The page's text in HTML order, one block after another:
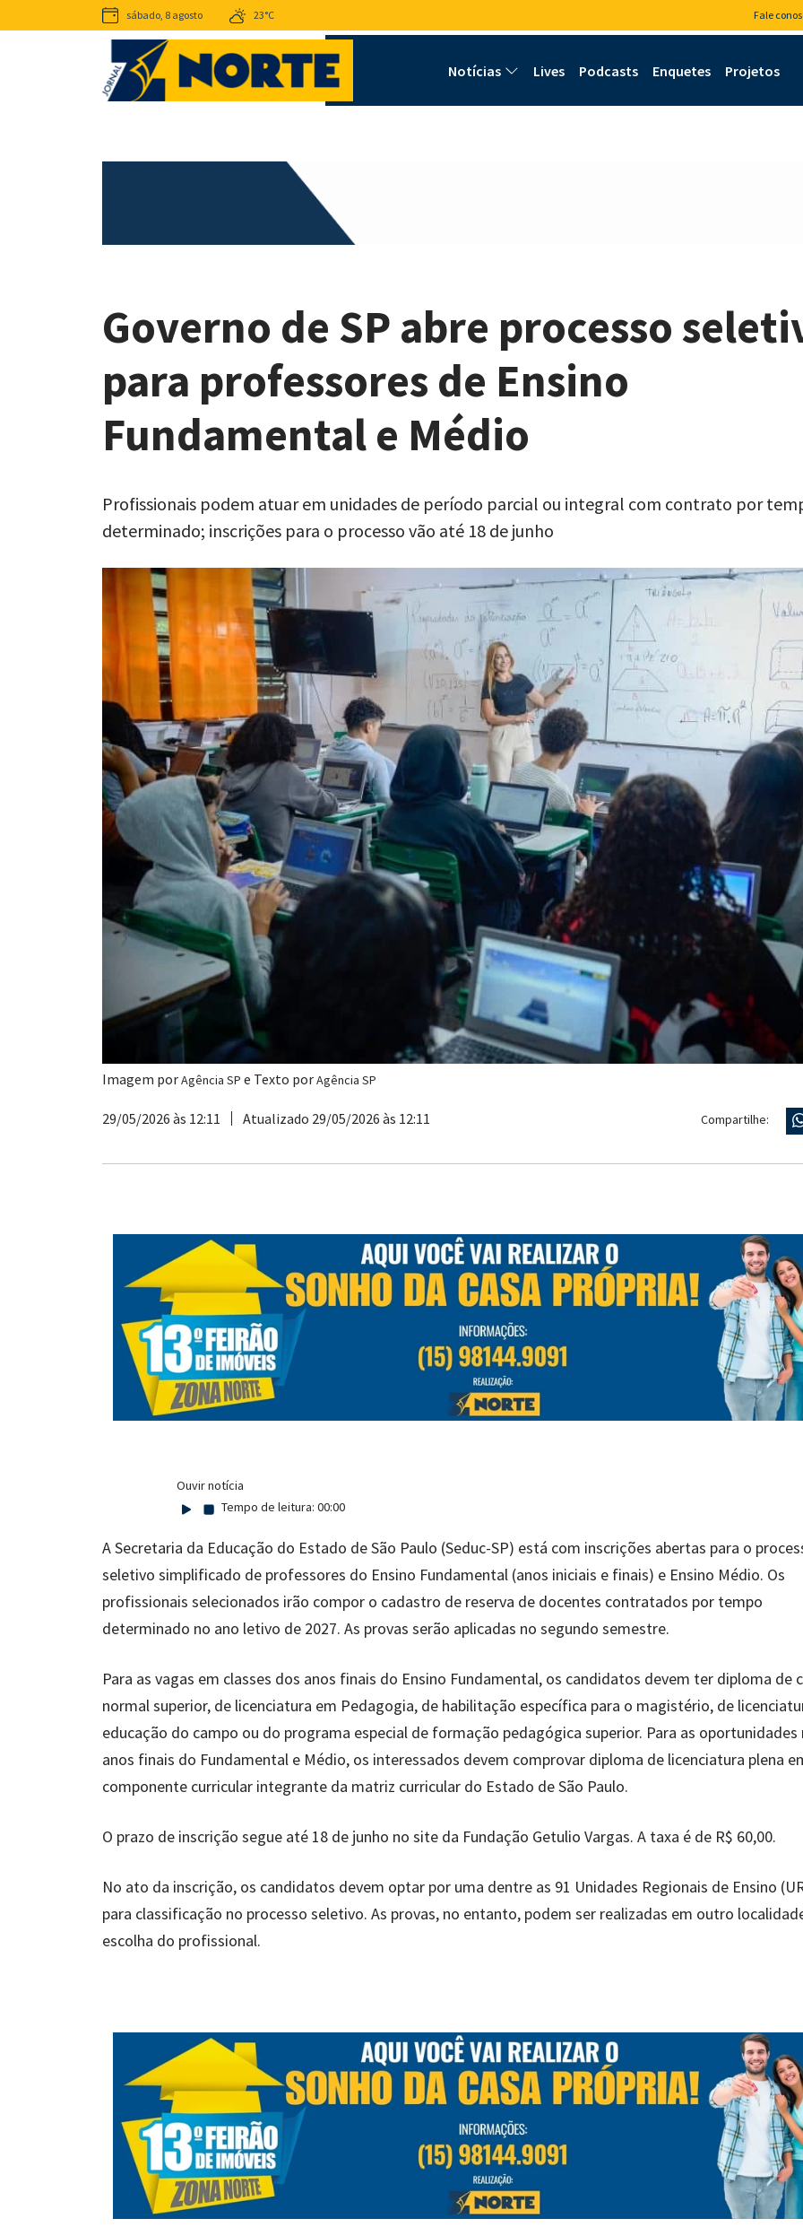
sábado, 8 agosto 23°C Fale
Notícias Lives Podcasts Enquetes Projetos
Governo de SP abre processo
para professores de Ensino
Fundamental e Médio
Profissionais podem atuar em unidades de período parcial ou integral com contrato por
determinado; inscrições para o processo vão até 18 de junho
Imagem porAgência SP e Texto porAgência SP
29/05/2026 às 12:11 Atualizado 29/05/2026 às 12:11 Compartilhe:
Ouvir notícia
Tempo de leitura: 00:00
A Secretaria da Educação do Estado de São Paulo (Seduc-SP) está com inscrições abertas para o
seletivo simplificado de professores do Ensino Fundamental (anos iniciais e finais) e Ensino Médio. Os
profissionais selecionados irão compor o cadastro de reserva de docentes contratados por tempo
determinado no ano letivo de 2027. As provas serão aplicadas no segundo semestre.
Para as vagas em classes dos anos finais do Ensino Fundamental, os candidatos devem ter diploma de
normal superior, de licenciatura em Pedagogia, de habilitação específica para o magistério, de
educação do campo ou do programa especial de formação pedagógica superior. Para as oportunidades
anos finais do Fundamental e Médio, os interessados devem comprovar diploma de licenciatura plena
componente curricular integrante da matriz curricular do Estado de São Paulo.
O prazo de inscrição segue até 18 de junho no site da Fundação Getulio Vargas. A taxa é de R$ 60,00.
No ato da inscrição, os candidatos devem optar por uma dentre as 91 Unidades Regionais de Ensino
para classificação no processo seletivo. As provas, no entanto, podem ser realizadas em outro
escolha do profissional.